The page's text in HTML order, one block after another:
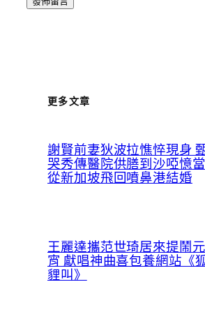
更多文章
謝賢前妻狄波拉憔悴現身
哭秀傳醫院供膳到沙啞憶
從新加坡飛回噴鼻港結婚
王麗達攜范世琦居來提鬧元
宵 獻唱神曲喜包養網站《
貍叫》